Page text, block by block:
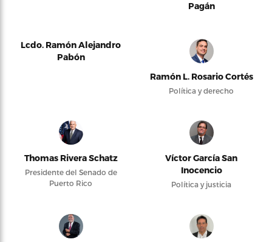
Pagán
Lcdo. Ramón Alejandro
Pabón
Ramón L. Rosario Cortés
Política y derecho
Thomas Rivera Schatz
Presidente del Senado de
Puerto Rico
Víctor García San
Inocencio
Política y justicia